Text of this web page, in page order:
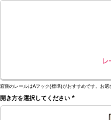
窓側のレールはAフック(標準)がおすすめです。お選
開き方を選択してください
(必